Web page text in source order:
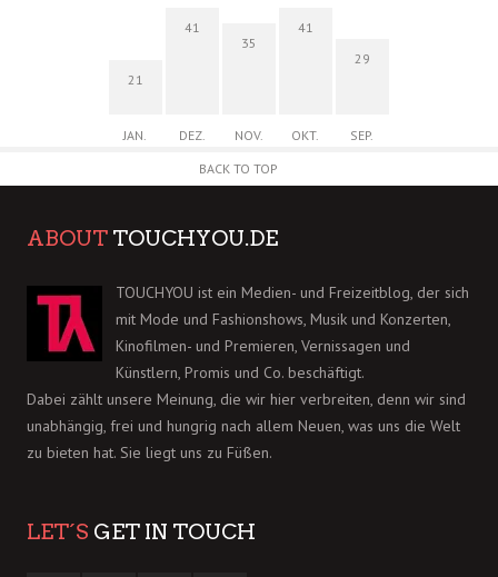
21
JAN.
41
DEZ.
35
NOV.
41
OKT.
29
SEP.
BACK TO TOP
ABOUT TOUCHYOU.DE
TOUCHYOU ist ein Medien- und Freizeitblog, der sich
mit Mode und Fashionshows, Musik und Konzerten,
Kinofilmen- und Premieren, Vernissagen und
Künstlern, Promis und Co. beschäftigt.
Dabei zählt unsere Meinung, die wir hier verbreiten, denn wir sind
unabhängig, frei und hungrig nach allem Neuen, was uns die Welt
zu bieten hat. Sie liegt uns zu Füßen.
LET´S GET IN TOUCH